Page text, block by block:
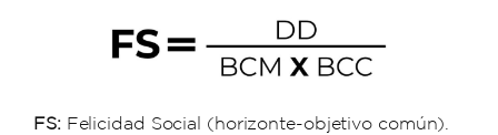
FS:Felicidad Social (horizonte-objetivo común).